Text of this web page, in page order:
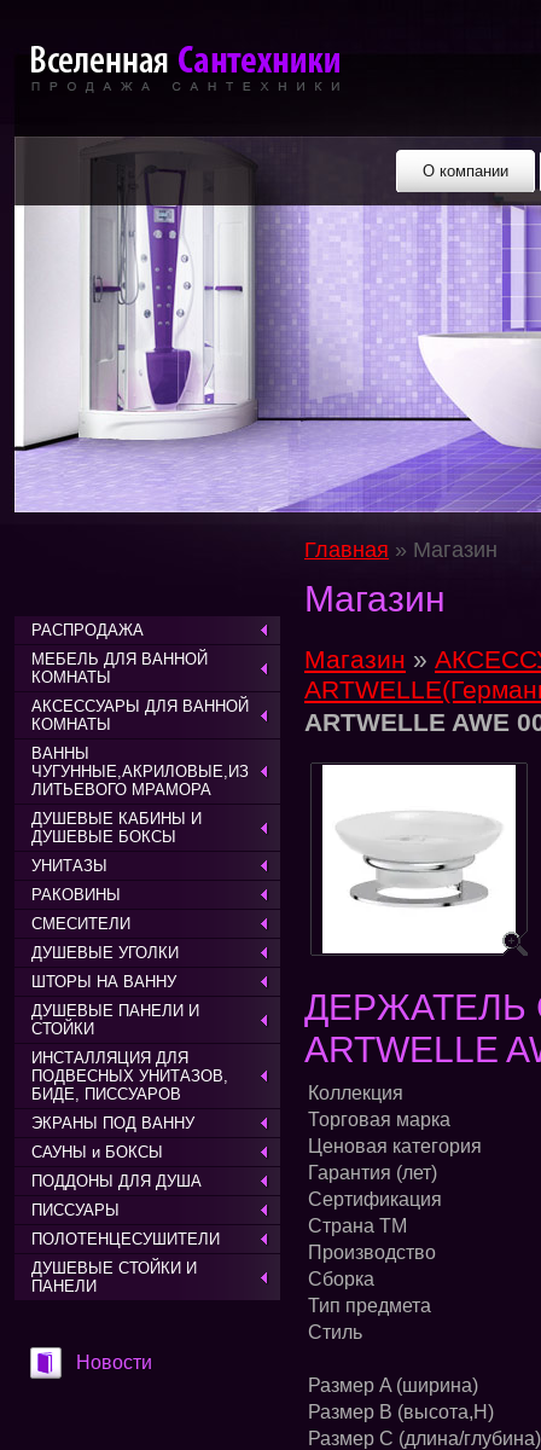
О компании
РАСПРОДАЖА
МЕБЕЛЬ ДЛЯ ВАННОЙ
КОМНАТЫ
АКСЕССУАРЫ ДЛЯ ВАННОЙ
КОМНАТЫ
ВАННЫ
ЧУГУННЫЕ,АКРИЛОВЫЕ,ИЗ
ЛИТЬЕВОГО МРАМОРА
ДУШЕВЫЕ КАБИНЫ И
ДУШЕВЫЕ БОКСЫ
УНИТАЗЫ
РАКОВИНЫ
СМЕСИТЕЛИ
ДУШЕВЫЕ УГОЛКИ
ШТОРЫ НА ВАННУ
ДУШЕВЫЕ ПАНЕЛИ И
СТОЙКИ
ИНСТАЛЛЯЦИЯ ДЛЯ
ПОДВЕСНЫХ УНИТАЗОВ,
БИДЕ, ПИССУАРОВ
ЭКРАНЫ ПОД ВАННУ
САУНЫ и БОКСЫ
ПОДДОНЫ ДЛЯ ДУША
ПИССУАРЫ
ПОЛОТЕНЦЕСУШИТЕЛИ
ДУШЕВЫЕ СТОЙКИ И
ПАНЕЛИ
Новости
Главная » Магазин
Магазин
Магазин »
ARTWELLE AWE
ARTWELLE
Коллекция
Торговая марка
Ценовая категория
Гарантия (лет)
Сертификация
Страна ТМ
Производство
Сборка
Тип предмета
Стиль
Размер A (ширина)
Размер B (высота,H)
Размер C (длина/глубина)